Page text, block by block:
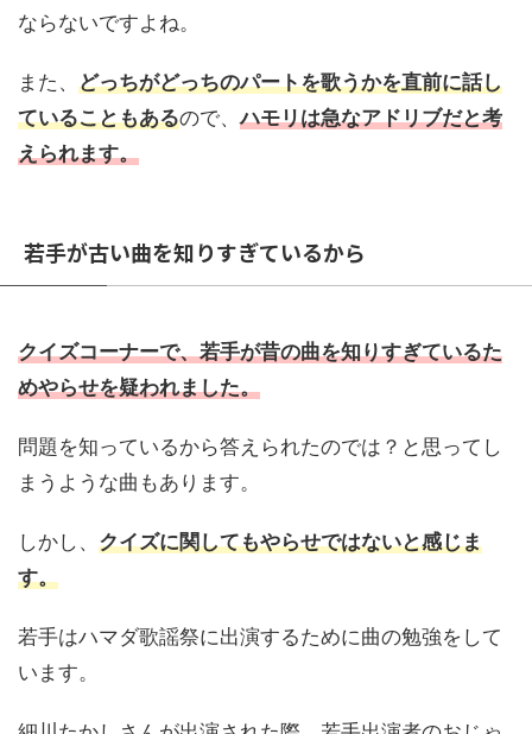
ならないですよね。
また、 どっちがどっちのパートを歌うかを直前に話し
ていることもあるので、ハモリは急なアドリブだと考
えられます。
若手が古い曲を知りすぎているから
クイズコーナーで、若手が昔の曲を知りすぎているた
めやらせを疑われました。
問題を知っているから答えられたのでは？と思ってし
まうような曲もあります。
しかし、 クイズに関してもやらせではないと感じま
す。
若手はハマダ歌謡祭に出演するために曲の勉強をして
います。